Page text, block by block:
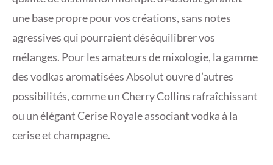
une base propre pour vos créations, sans notes
agressives qui pourraient déséquilibrer vos
mélanges. Pour les amateurs de mixologie, la gamme
des vodkas aromatisées Absolut ouvre d’autres
possibilités, comme un Cherry Collins rafraîchissant
ou un élégant Cerise Royale associant vodka à la
cerise et champagne.